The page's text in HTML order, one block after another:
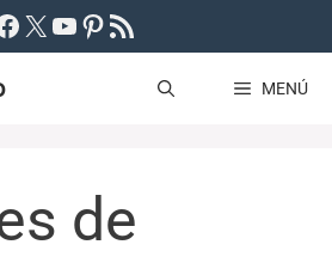
X YouTube
Pinterest
Feed RSS
MENÚ
de